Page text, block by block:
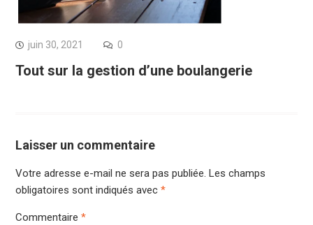
juin 30, 2021 0
Tout sur la gestion d’une boulangerie
Laisser un commentaire
Votre adresse e-mail ne sera pas publiée. Les champs
obligatoires sont indiqués avec *
Commentaire *